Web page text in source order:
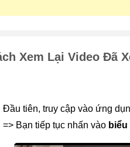
Xem Lại Video Đã
Đầu tiên, truy cập vào ứng
=> Bạn tiếp tục nhấn vào